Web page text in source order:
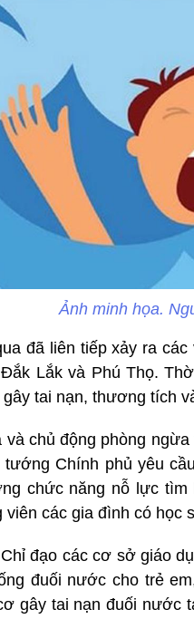
Ảnh minh họa.
đã liên tiếp xảy ra
Lắk và Phú Thọ.
tai nạn, thương tích
chủ động phòng
Chính phủ yêu
chức năng nỗ lực tìm
các gia đình có học
đạo các cơ sở giáo
đuối nước cho trẻ
gây tai nạn đuối nước